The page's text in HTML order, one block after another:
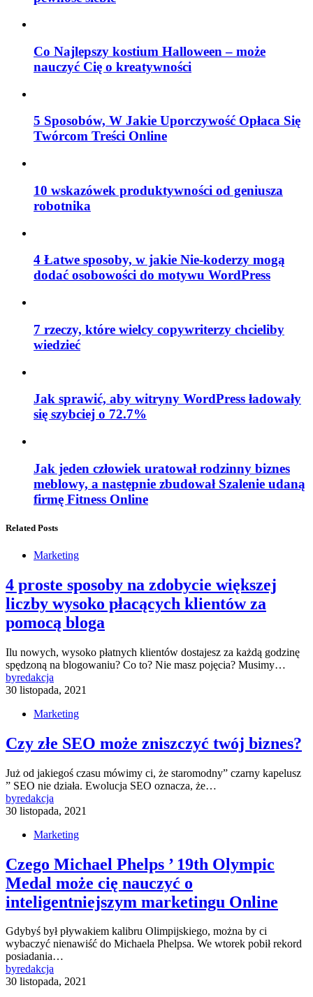
Co Najlepszy kostium Halloween – może
nauczyć Cię o kreatywności
5 Sposobów, W Jakie Uporczywość Opłaca Się
Twórcom Treści Online
10 wskazówek produktywności od geniusza
robotnika
4 Łatwe sposoby, w jakie Nie-koderzy mogą
dodać osobowości do motywu WordPress
7 rzeczy, które wielcy copywriterzy chcieliby
wiedzieć
Jak sprawić, aby witryny WordPress ładowały
się szybciej o 72.7%
Jak jeden człowiek uratował rodzinny biznes
meblowy, a następnie zbudował Szalenie udaną
firmę Fitness Online
Related Posts
Marketing
4 proste sposoby na zdobycie większej
liczby wysoko płacących klientów za
pomocą bloga
Ilu nowych, wysoko płatnych klientów dostajesz za każdą godzinę
spędzoną na blogowaniu? Co to? Nie masz pojęcia? Musimy…
byredakcja
30 listopada, 2021
Marketing
Czy złe SEO może zniszczyć twój biznes?
Już od jakiegoś czasu mówimy ci, że staromodny” czarny kapelusz
” SEO nie działa. Ewolucja SEO oznacza, że…
byredakcja
30 listopada, 2021
Marketing
Czego Michael Phelps ’ 19th Olympic
Medal może cię nauczyć o
inteligentniejszym marketingu Online
Gdybyś był pływakiem kalibru Olimpijskiego, można by ci
wybaczyć nienawiść do Michaela Phelpsa. We wtorek pobił rekord
posiadania…
byredakcja
30 listopada, 2021